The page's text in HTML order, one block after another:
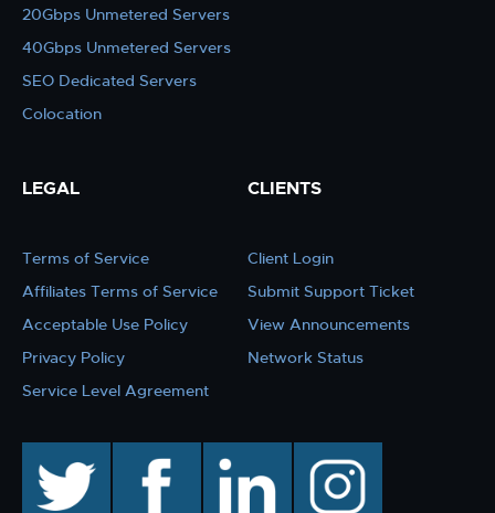
20Gbps Unmetered Servers
40Gbps Unmetered Servers
SEO Dedicated Servers
Colocation
LEGAL
Terms of Service
Affiliates Terms of Service
Acceptable Use Policy
Privacy Policy
Service Level Agreement
CLIENTS
Client Login
Submit Support Ticket
View Announcements
Network Status
facebook linkedin instagram